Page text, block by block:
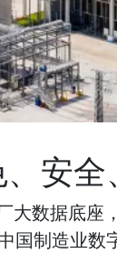
安全
数据底座
制造业数